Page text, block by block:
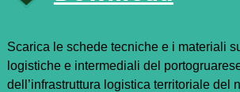
Scarica le schede tecniche e i materiali
logistiche e intermediali del
dell’infrastruttura logistica territoriale del